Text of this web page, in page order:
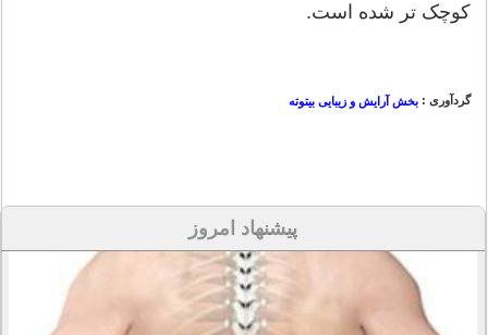
کوچک تر شده است.
گردآوری : بخش آرایش و زیبایی بیتوته
پیشنهاد امروز